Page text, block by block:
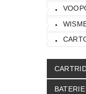
BATERIE